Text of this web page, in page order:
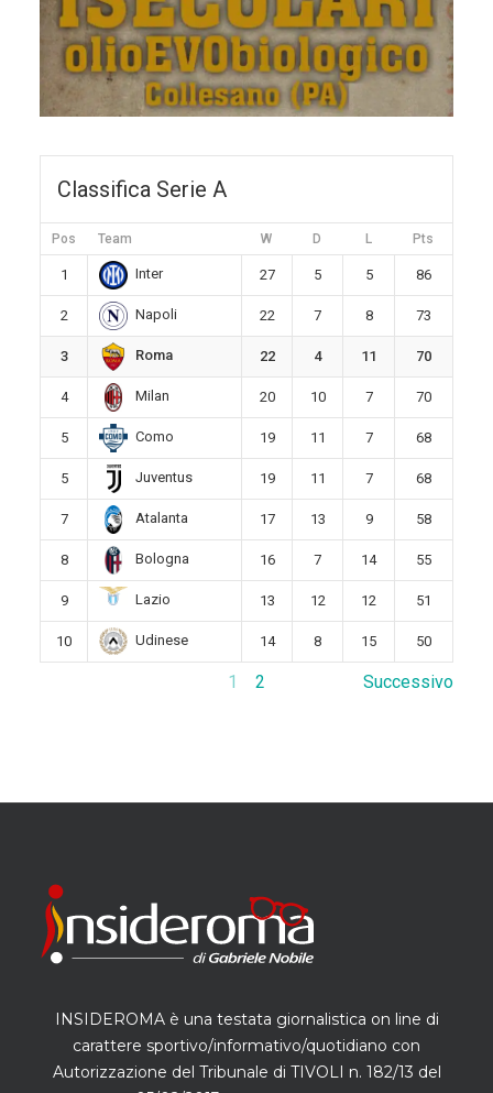
Classifica Serie A
Pos Team W D L Pts
1 Inter 27 5 5 86
2 Napoli 22 7 8 73
3 Roma 22 4 11 70
4 Milan 20 10 7 70
5 Como 19 11 7 68
5 Juventus 19 11 7 68
7 Atalanta 17 13 9 58
8 Bologna 16 7 14 55
9 Lazio 13 12 12 51
10 Udinese 14 8 15 50
1 2 Successivo
INSIDEROMA è una testata giornalistica on line di
carattere sportivo/informativo/quotidiano con
Autorizzazione del Tribunale di TIVOLI n. 182/13 del